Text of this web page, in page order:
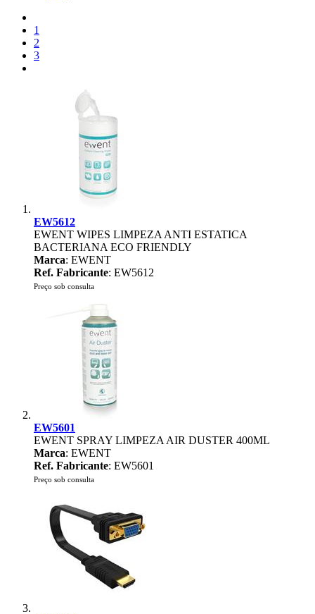
1
2
3
EW5612
EWENT WIPES LIMPEZA ANTI ESTATICA
BACTERIANA ECO FRIENDLY
Marca: EWENT
Ref. Fabricante: EW5612
Preço sob consulta
EW5601
EWENT SPRAY LIMPEZA AIR DUSTER 400ML
Marca: EWENT
Ref. Fabricante: EW5601
Preço sob consulta